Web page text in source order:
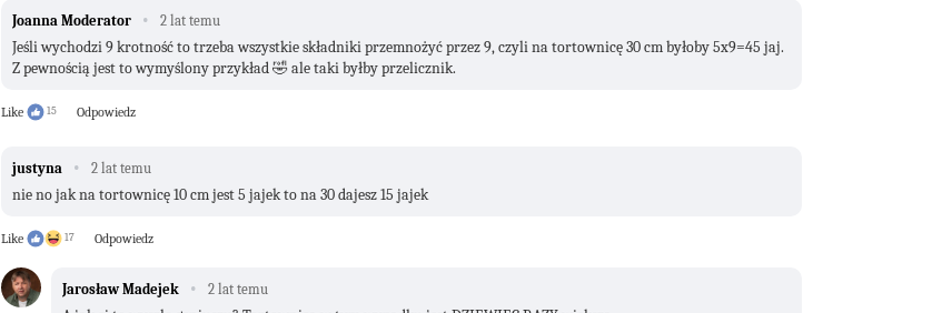
Joanna Moderator · 2 lat temu
Jeśli wychodzi 9 krotność to trzeba wszystkie składniki przemnożyć przez 9, czyli na tortownicę 30 cm byłoby 5x9=45 jaj.
Z pewnością jest to wymyślony przykład 🤣 ale taki byłby przelicznik.
Like 15 Odpowiedz
justyna · 2 lat temu
nie no jak na tortownicę 10 cm jest 5 jajek to na 30 dajesz 15 jajek
Like 17 Odpowiedz
Jarosław Madejek · 2 lat temu